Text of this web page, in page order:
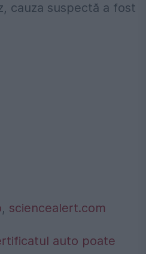
cauza suspectă a fost
, sciencealert.com
auto poate